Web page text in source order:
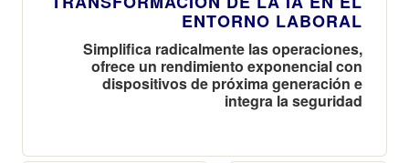
ENTORNO LABORAL
Simplifica radicalmente las operaciones,
ofrece un rendimiento exponencial con
dispositivos de próxima generación e
integra la seguridad